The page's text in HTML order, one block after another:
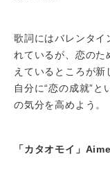
歌詞にはバレンタイ
れているが、恋のた
えているところが新
自分に“恋の成就”
の気分を高めよう。
「カタオモイ」